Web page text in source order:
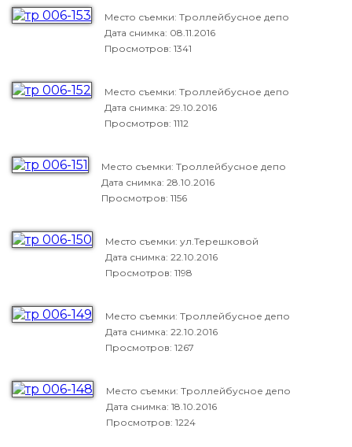
Место съемки: Троллейбусное депо
Дата снимка: 08.11.2016
Просмотров: 1341
Место съемки: Троллейбусное депо
Дата снимка: 29.10.2016
Просмотров: 1112
Место съемки: Троллейбусное депо
Дата снимка: 28.10.2016
Просмотров: 1156
Место съемки: ул.Терешковой
Дата снимка: 22.10.2016
Просмотров: 1198
Место съемки: Троллейбусное депо
Дата снимка: 22.10.2016
Просмотров: 1267
Место съемки: Троллейбусное депо
Дата снимка: 18.10.2016
Просмотров: 1224